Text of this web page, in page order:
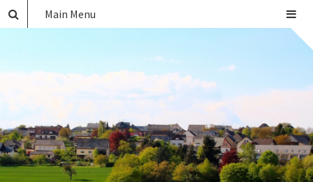
Main Menu